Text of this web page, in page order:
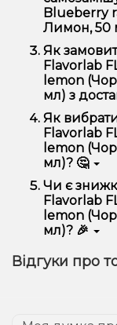
50 мг, 30 мл)
зручністю
Blueberry
Лимон, 50
Ми
широкий
доставку.
для клієнтів!
Як
Flavorlab
lemon
мл) з
Оформити
FL350
Доставка
Як
Flavorlab
lemon
мл)? 🤔
Вибір
якщо це
чаші, якщо
менеджери
варіант.
Чи є
Flavorlab
lemon
мл)? 🎉
спеціальні
Відгуки про